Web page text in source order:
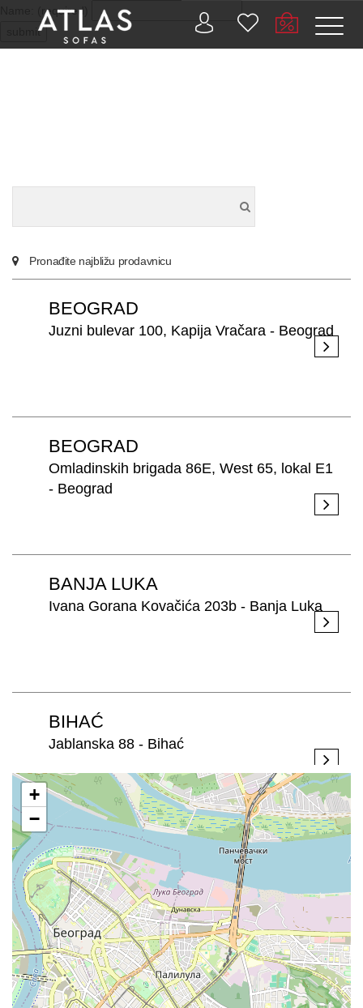
Name: (required)
submit
KONTAKT
BUSINESS
PRETRAŽITE
ZAKAŽITE
SASTANAK
SA NAŠIM
ARHITEKTOM
SR
Pronađite najbližu prodavnicu
BEOGRAD
Juzni bulevar 100, Kapija Vračara - Beograd
BEOGRAD
Omladinskih brigada 86E, West 65, lokal E1
- Beograd
BANJA LUKA
Ivana Gorana Kovačića 203b - Banja Luka
BIHAĆ
Jablanska 88 - Bihać
BIJELJINA
Stefana Dečanskog 250 - Bijeljina
BRATISLAVA
+
−